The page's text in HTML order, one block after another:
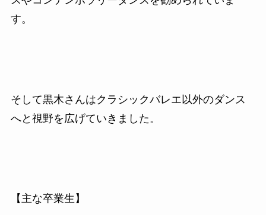
す。
そして黒木さんはクラシックバレエ以外のダンス
へと視野を広げていきました。
【主な卒業生】